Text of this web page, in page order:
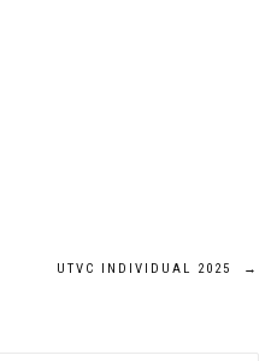
UTVC INDIVIDUAL 2025 →